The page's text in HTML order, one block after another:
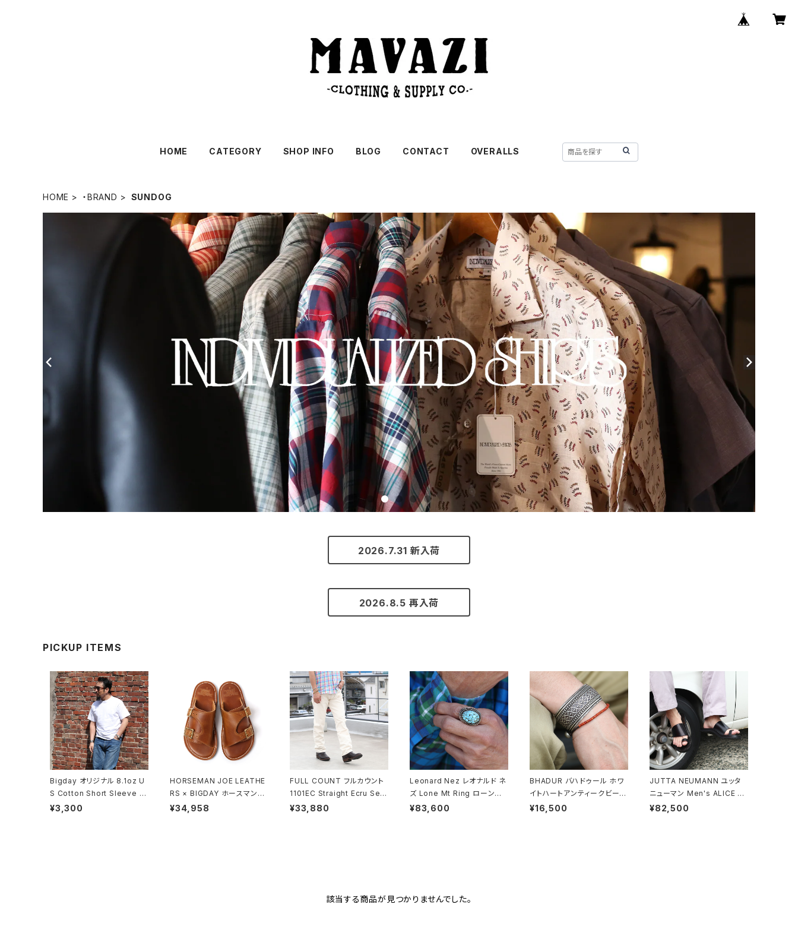
HOME CATEGORY SHOP INFO BLOG CONTACT OVERALLS
HOME ・BRAND SUNDOG
2026.7.31 新入荷
2026.8.5 再入荷
PICKUP ITEMS
Bigday オリジナル 8.1oz U
S Cotton Short Sleeve T
シャツ 半袖 無地Tシャツ US
¥3,300
HORSEMAN JOE LEATHE
RS × BIGDAY ホースマンジ
ョー ダブルモンクストラップサ
¥34,958
FULL COUNT フルカウント
1101EC Straight Ecru Selv
edge Denim ストレートセル
¥33,880
Leonard Nez レオナルド ネ
ズ Lone Mt Ring ローンマ
ウンテンターコイズリング 15
¥83,600
BHADUR バハドゥール ホワ
イトハートアンティークビーズ
ブレスレット 金赤 #b126 日
¥16,500
JUTTA NEUMANN ユッタ
ニューマン Men's ALICE R
OUND アリス ラウンド サン
¥82,500
該当する商品が見つかりませんでした。